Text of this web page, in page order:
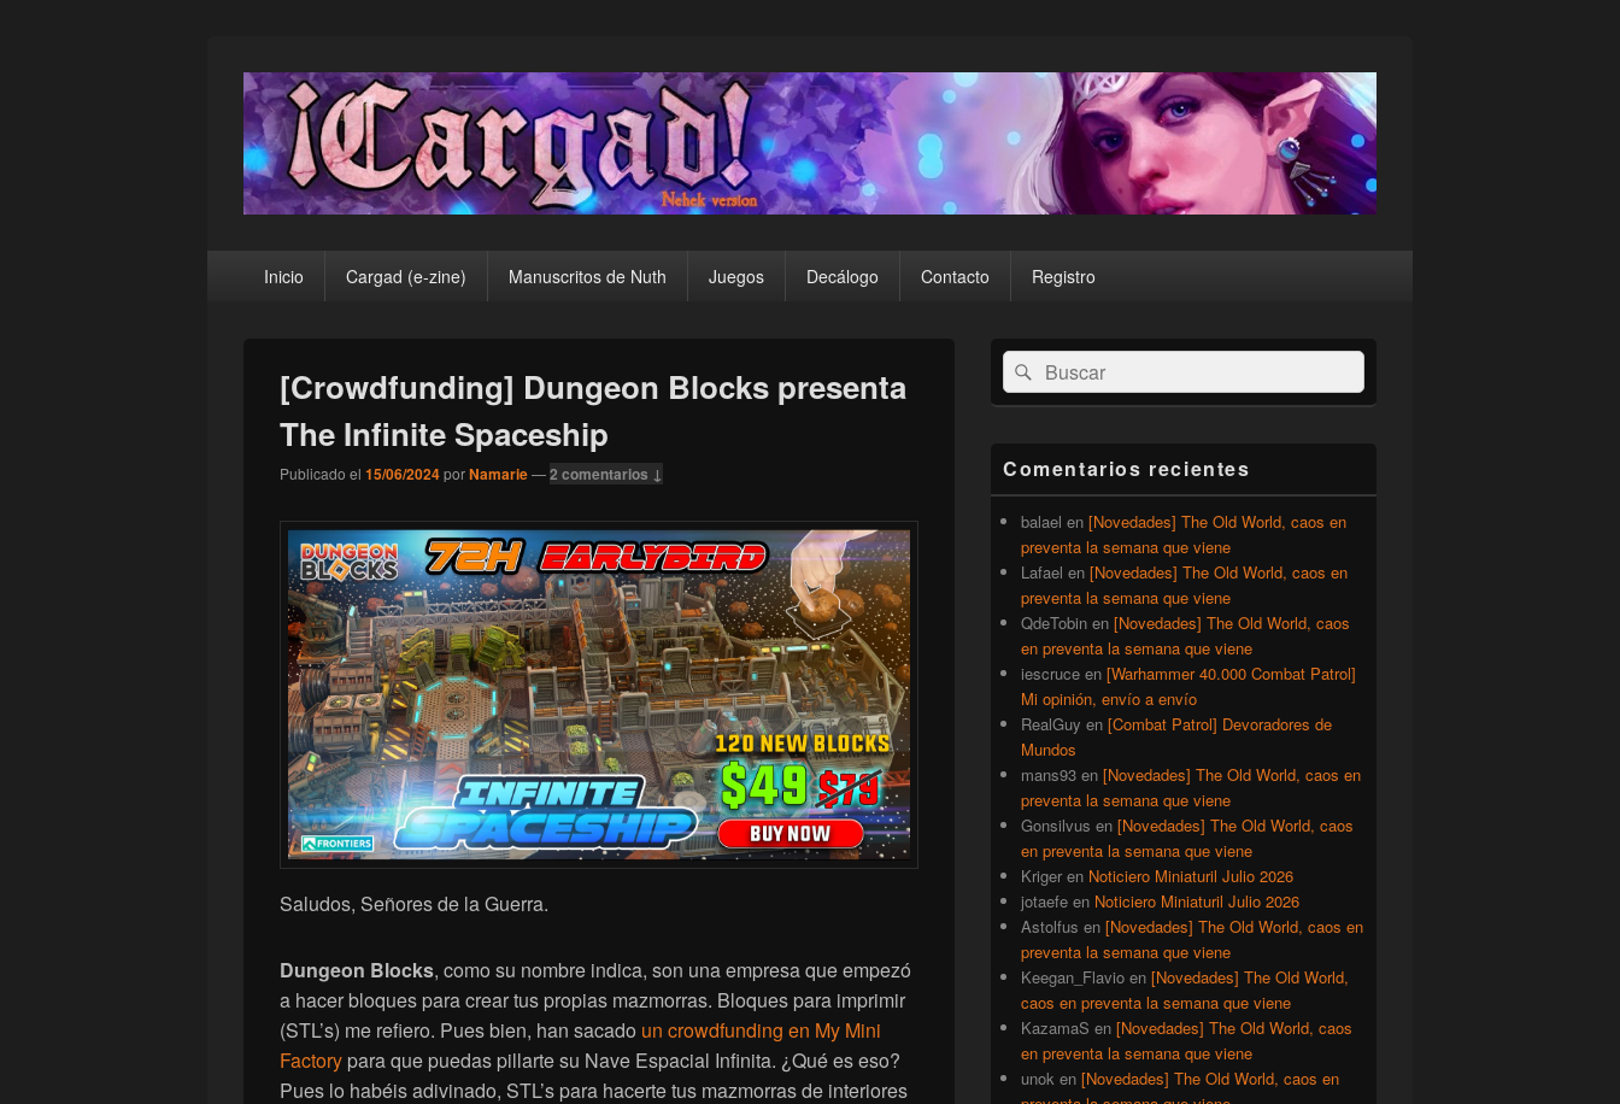
¡Cargad!
principalInicio Cargad (e-zine) Manuscritos de Nuth Juegos Decálogo Contacto Registro
[Crowdfunding] Dungeon Blocks presenta
The Infinite Spaceship
Publicado el 15/06/2024porNamarie—2 comentarios ↓
Saludos, Señores de la Guerra.
Dungeon Blocks, como su nombre indica, son una empresa que empezó
a hacer bloques para crear tus propias mazmorras. Bloques para imprimir
(STL’s) me refiero. Pues bien, han sacado un crowdfunding en My Mini
Factory para que puedas pillarte su Nave Espacial Infinita. ¿Qué es eso?
Pues lo habéis adivinado, STL’s para hacerte tus mazmorras de interiores
El
área
de
lateral
primaria
Buscar
por:
Buscar
Comentarios recientes
balael en [Novedades] The Old World, caos en
preventa la semana que viene
Lafael en [Novedades] The Old World, caos en
preventa la semana que viene
QdeTobin en [Novedades] The Old World, caos
en preventa la semana que viene
iescruce en [Warhammer 40.000 Combat Patrol]
Mi opinión, envío a envío
RealGuy en [Combat Patrol] Devoradores de
Mundos
mans93 en [Novedades] The Old World, caos en
preventa la semana que viene
Gonsilvus en [Novedades] The Old World, caos
en preventa la semana que viene
Kriger en Noticiero Miniaturil Julio 2026
jotaefe en Noticiero Miniaturil Julio 2026
Astolfus en [Novedades] The Old World, caos en
preventa la semana que viene
Keegan_Flavio en [Novedades] The Old World,
caos en preventa la semana que viene
KazamaS en [Novedades] The Old World, caos
en preventa la semana que viene
unok en [Novedades] The Old World, caos en